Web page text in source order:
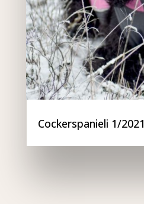
Cockerspanieli 1/2021